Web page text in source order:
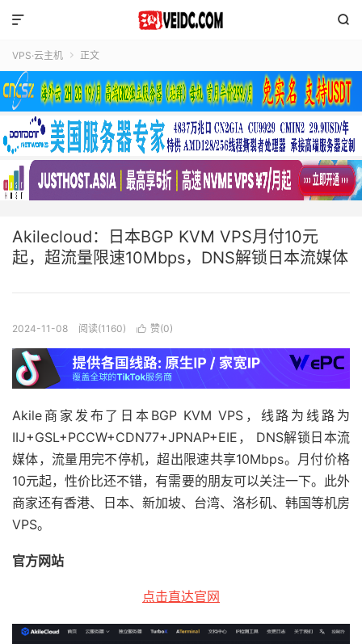


VPS·云主机  正文
Akilecloud：日本BGP KVM VPS月付10元
起，超流量限速10Mbps，DNS解锁日本流媒体
2024-11-08 阅读(1160)  赞(0)
Akile商家发布了日本BGP KVM VPS，线路为线路为
IIJ+GSL+PCCW+CDN77+JPNAP+EIE， DNS解锁日本流
媒体，流量用完不停机，超出限速共享10Mbps。月付价格
10元起，性价比还不错，有需要的朋友可以关注一下。此外
商家还有香港、日本、新加坡、台湾、洛杉矶、韩国等机房
VPS。
官方网站
点击直达官网